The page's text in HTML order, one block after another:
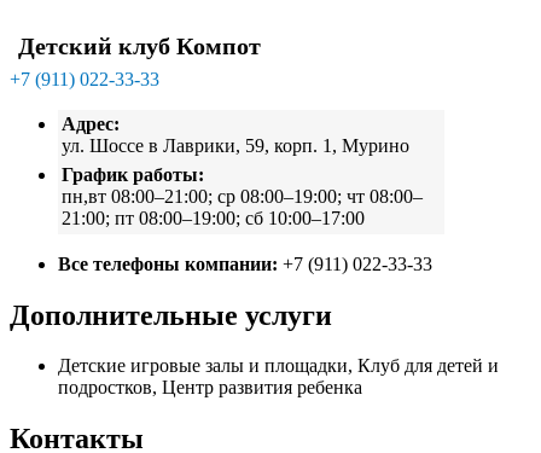
Детский клуб Компот
+7 (911) 022-33-33
Адрес:
ул. Шоссе в Лаврики, 59, корп. 1, Мурино
График работы:
пн,вт 08:00–21:00; ср 08:00–19:00; чт 08:00–
21:00; пт 08:00–19:00; сб 10:00–17:00
Все телефоны компании: +7 (911) 022-33-33
Дополнительные услуги
Детские игровые залы и площадки, Клуб для детей и
подростков, Центр развития ребенка
Контакты